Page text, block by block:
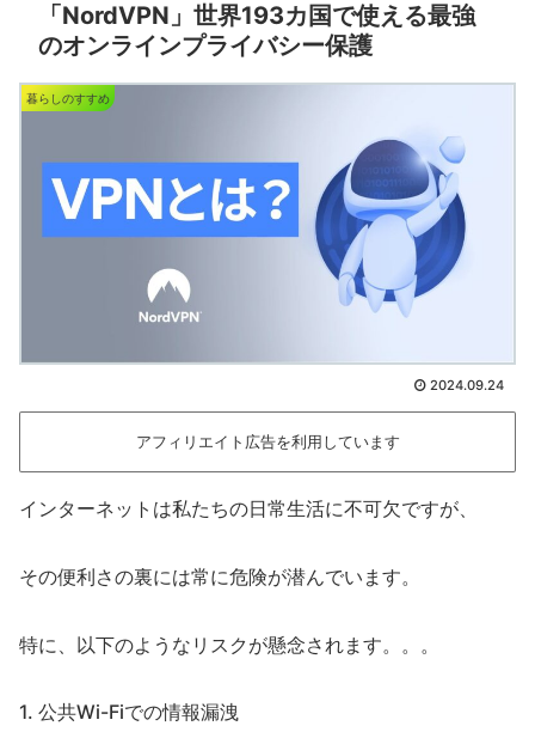
「NordVPN」世界193カ国で使える最強
のオンラインプライバシー保護
暮らしのすすめ
2024.09.24
アフィリエイト広告を利用しています
インターネットは私たちの日常生活に不可欠ですが、
その便利さの裏には常に危険が潜んでいます。
特に、以下のようなリスクが懸念されます。。。
1. 公共Wi-Fiでの情報漏洩